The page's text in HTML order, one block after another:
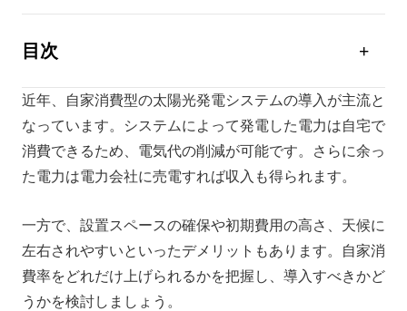
目次
自家消費型の太陽光発電システムの種類
自家消費型の太陽光発電システムを導入するメリット
自家消費型の太陽光発電システムを導入するデメリッ
太陽光発電システムの自家消費率を上げるポイント
まとめ
近年、自家消費型の太陽光発電システムの導入が主流と
なっています。システムによって発電した電力は自宅で
消費できるため、電気代の削減が可能です。さらに余っ
た電力は電力会社に売電すれば収入も得られます。
一方で、設置スペースの確保や初期費用の高さ、天候に
左右されやすいといったデメリットもあります。自家消
費率をどれだけ上げられるかを把握し、導入すべきかど
うかを検討しましょう。